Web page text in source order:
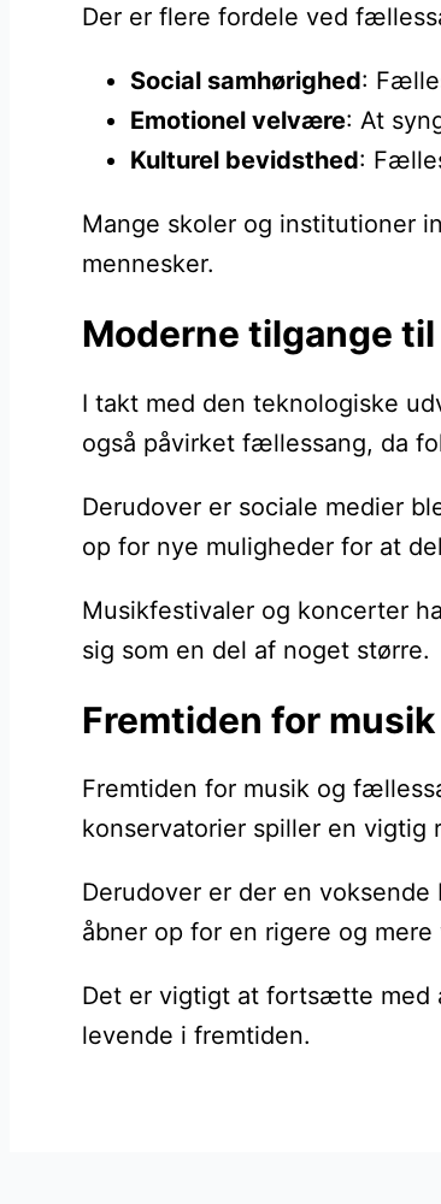
Der er flere fordele ved
Social samhørighed:
Emotionel velvære: At
Kulturel bevidsthed:
Mange skoler og institutioner
mennesker.
Moderne tilgange
I takt med den teknologiske
også påvirket fællessang, da
Derudover er sociale medier
op for nye muligheder for at
Musikfestivaler og koncerter
sig som en del af noget større.
Fremtiden for
Fremtiden for musik og
konservatorier spiller en vigtig
Derudover er der en
åbner op for en rigere og
Det er vigtigt at fortsætte med
levende i fremtiden.